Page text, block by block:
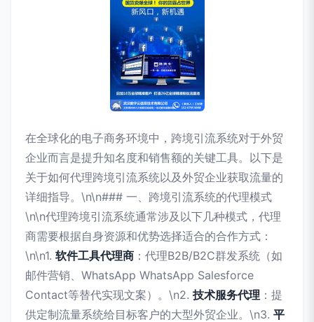
在全球化的电子商务环境中，跨境引流系统对于外贸
企业而言是提升知名度和销售额的关键工具。以下是
关于如何代理跨境引流系统以及外贸企业获取流量的
详细指导。\n\n### 一、跨境引流系统的代理模式
\n\n代理跨境引流系统通常涉及以下几种模式，代理
商需要根据自身资源和优势选择适合的合作方式：
\n\n1. 软件工具代理商 ：代理B2B/B2C群发系统（如
邮件营销、WhatsApp WhatsApp Salesforce
Contact等替代实现文案）。\n2. 技术服务代理 ：提
供定制流量系统给目标客户的大型外贸企业。\n3. 平